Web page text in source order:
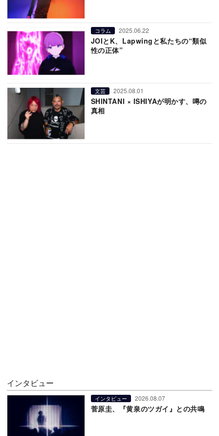
コラム 2025.06.22
JOIとK、Lapwingと私たちの“類似
性の正体”
文芸 2025.08.01
SHINTANI × ISHIYAが明かす、噂の
真相
インタビュー
インタビュー 2026.08.07
菅原圭、『黄泉のツガイ』との共鳴